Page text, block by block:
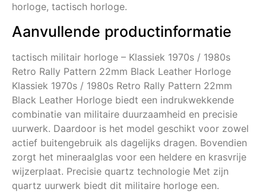
horloge, tactisch horloge.
Aanvullende productinformatie
tactisch militair horloge – Klassiek 1970s / 1980s
Retro Rally Pattern 22mm Black Leather Horloge
Klassiek 1970s / 1980s Retro Rally Pattern 22mm
Black Leather Horloge biedt een indrukwekkende
combinatie van militaire duurzaamheid en precisie
uurwerk. Daardoor is het model geschikt voor zowel
actief buitengebruik als dagelijks dragen. Bovendien
zorgt het mineraalglas voor een heldere en krasvrije
wijzerplaat. Precisie quartz technologie Met zijn
quartz uurwerk biedt dit militaire horloge een.